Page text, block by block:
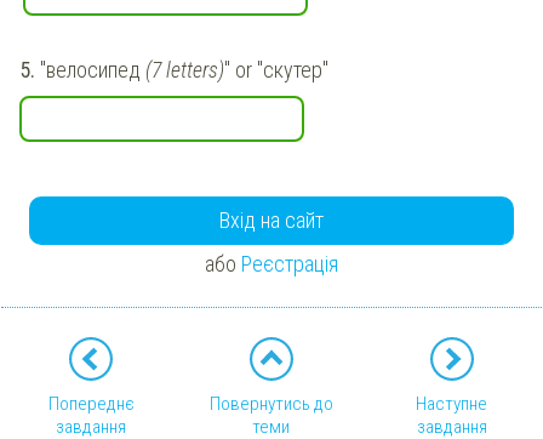
5. "велосипед (7 letters)" or "скутер"
Вхід на сайт
або Реєстрація
Попереднє
завдання
Повернутись до
теми
Наступне
завдання